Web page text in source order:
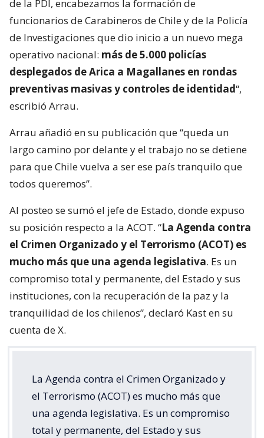
de la PDI, encabezamos la formación de
funcionarios de Carabineros de Chile y de la Policía
de Investigaciones que dio inicio a un nuevo mega
operativo nacional: más de 5.000 policías
desplegados de Arica a Magallanes en rondas
preventivas masivas y controles de identidad“,
escribió Arrau.
Arrau añadió en su publicación que “queda un
largo camino por delante y el trabajo no se detiene
para que Chile vuelva a ser ese país tranquilo que
todos queremos”.
Al posteo se sumó el jefe de Estado, donde expuso
su posición respecto a la ACOT. “La Agenda contra
el Crimen Organizado y el Terrorismo (ACOT) es
mucho más que una agenda legislativa. Es un
compromiso total y permanente, del Estado y sus
instituciones, con la recuperación de la paz y la
tranquilidad de los chilenos”, declaró Kast en su
cuenta de X.
La Agenda contra el Crimen Organizado y
el Terrorismo (ACOT) es mucho más que
una agenda legislativa. Es un compromiso
total y permanente, del Estado y sus